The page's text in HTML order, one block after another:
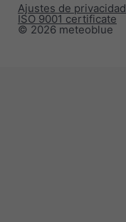
© 2026 meteoblue
ISO 9001 certificate
Ajustes de privacidad